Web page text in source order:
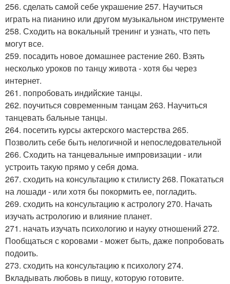
256. сделать самой себе украшение 257. Научиться
играть на пианино или другом музыкальном инструменте
258. Сходить на вокальный тренинг и узнать, что петь
могут все.
259. посадить новое домашнее растение 260. Взять
несколько уроков по танцу живота - хотя бы через
интернет.
261. попробовать индийские танцы.
262. поучиться современным танцам 263. Научиться
танцевать бальные танцы.
264. посетить курсы актерского мастерства 265.
Позволить себе быть нелогичной и непоследовательной
266. Сходить на танцевальные импровизации - или
устроить такую прямо у себя дома.
267. сходить на консультацию к стилисту 268. Покататься
на лошади - или хотя бы покормить ее, погладить.
269. сходить на консультацию к астрологу 270. Начать
изучать астрологию и влияние планет.
271. начать изучать психологию и науку отношений 272.
Пообщаться с коровами - может быть, даже попробовать
подоить.
273. сходить на консультацию к психологу 274.
Вкладывать любовь в пищу, которую готовите.